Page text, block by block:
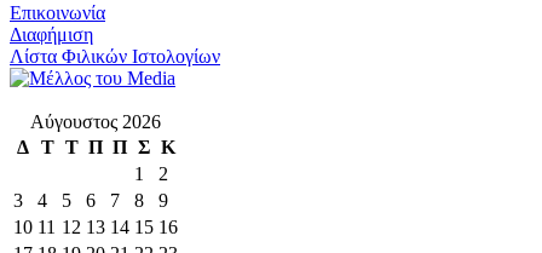
Επικοινωνία
Διαφήμιση
Λίστα Φιλικών Ιστολογίων
Αύγουστος 2026
Δ Τ Τ Π Π Σ Κ
1
2
3
4 5 6 7 8
9
10 11 12 13 14 15 16